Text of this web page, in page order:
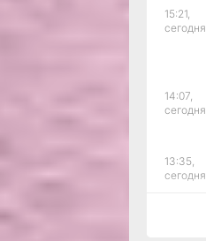
15:21,
сегодня
14:07,
сегодня
13:35,
сегодня